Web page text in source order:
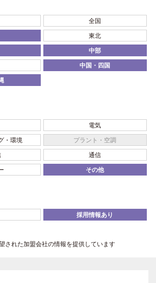
全国
東北
中部
中国・四国
電気
・環境 プラント・空調
通信
その他
採用情報あり
された加盟会社の情報を提供しています